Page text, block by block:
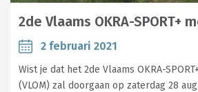
2de Vlaams OKRA-SPORT+
2 februari 2021
Wist je dat het 2de Vlaams OKRA-
(VLOM) zal doorgaan op zaterdag 28